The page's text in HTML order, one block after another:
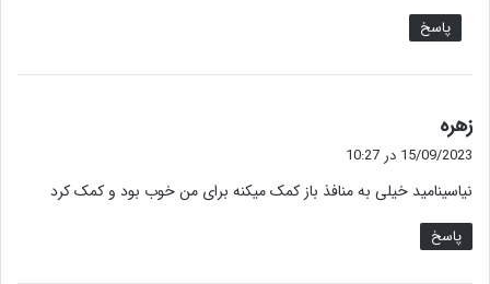
پاسخ
زهره
ف
:
15/09/2023 در 10:27
نیاسینامید خیلی به منافذ باز کمک میکنه برای من خوب بود و کمک کرد
پاسخ